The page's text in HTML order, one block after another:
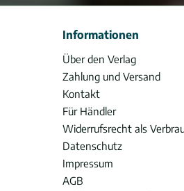
Informationen
Über den Verlag
Zahlung und Versand
Kontakt
Für Händler
Widerrufsrecht als
Datenschutz
Impressum
AGB